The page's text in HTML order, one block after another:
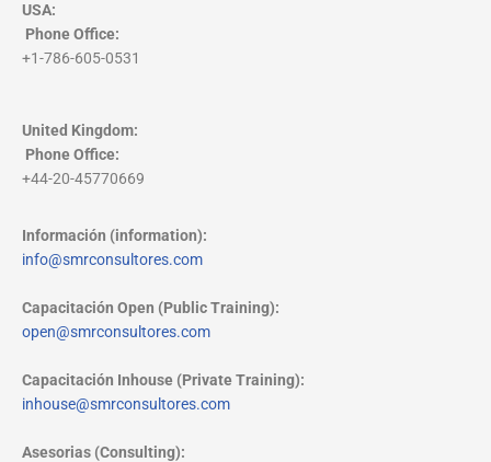
USA:
Phone Office:
+1-786-605-0531
United Kingdom:
Phone Office:
+44-20-45770669
Información (information):
info@smrconsultores.com
Capacitación Open (Public Training):
open@smrconsultores.com
Capacitación Inhouse (Private Training):
inhouse@smrconsultores.com
Asesorias (Consulting):